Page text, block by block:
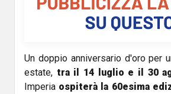
Un doppio anniversario d'oro per
estate, tra il 14 luglio e il 30
Imperia ospiterà la 60esima